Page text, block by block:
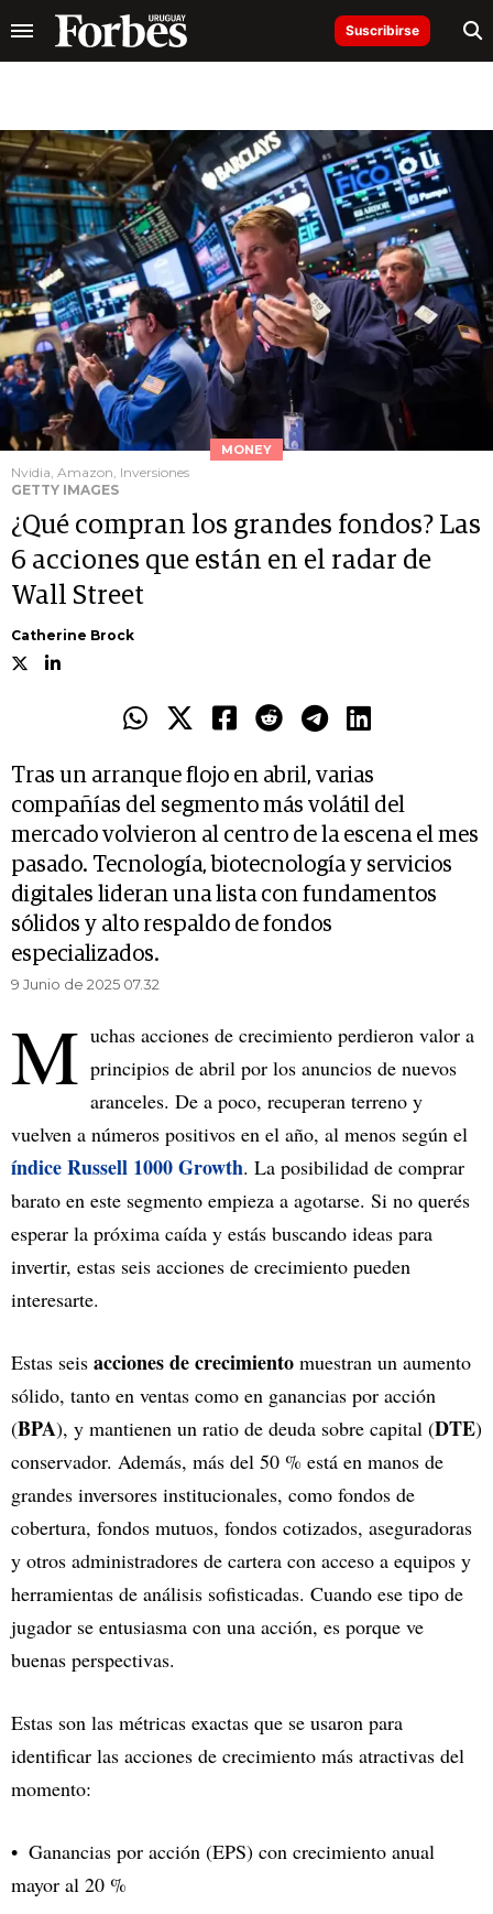
Suscribirse
MONEY
Nvidia, Amazon, Inversiones
GETTY IMAGES
¿Qué compran los grandes fondos? Las
6 acciones que están en el radar de
Wall Street
Catherine Brock
Tras un arranque flojo en abril, varias
compañías del segmento más volátil del
mercado volvieron al centro de la escena el mes
pasado. Tecnología, biotecnología y servicios
digitales lideran una lista con fundamentos
sólidos y alto respaldo de fondos
especializados.
9 Junio de 2025 07.32
M uchas acciones de crecimiento perdieron valor a
principios de abril por los anuncios de nuevos
aranceles. De a poco, recuperan terreno y
vuelven a números positivos en el año, al menos según el
índice Russell 1000 Growth. La posibilidad de comprar
barato en este segmento empieza a agotarse. Si no querés
esperar la próxima caída y estás buscando ideas para
invertir, estas seis acciones de crecimiento pueden
interesarte.
Estas seis acciones de crecimiento muestran un aumento
sólido, tanto en ventas como en ganancias por acción
(BPA), y mantienen un ratio de deuda sobre capital (DTE)
conservador. Además, más del 50 % está en manos de
grandes inversores institucionales, como fondos de
cobertura, fondos mutuos, fondos cotizados, aseguradoras
y otros administradores de cartera con acceso a equipos y
herramientas de análisis sofisticadas. Cuando ese tipo de
jugador se entusiasma con una acción, es porque ve
buenas perspectivas.
Estas son las métricas exactas que se usaron para
identificar las acciones de crecimiento más atractivas del
momento:
Ganancias por acción (EPS) con crecimiento anual
mayor al 20 %